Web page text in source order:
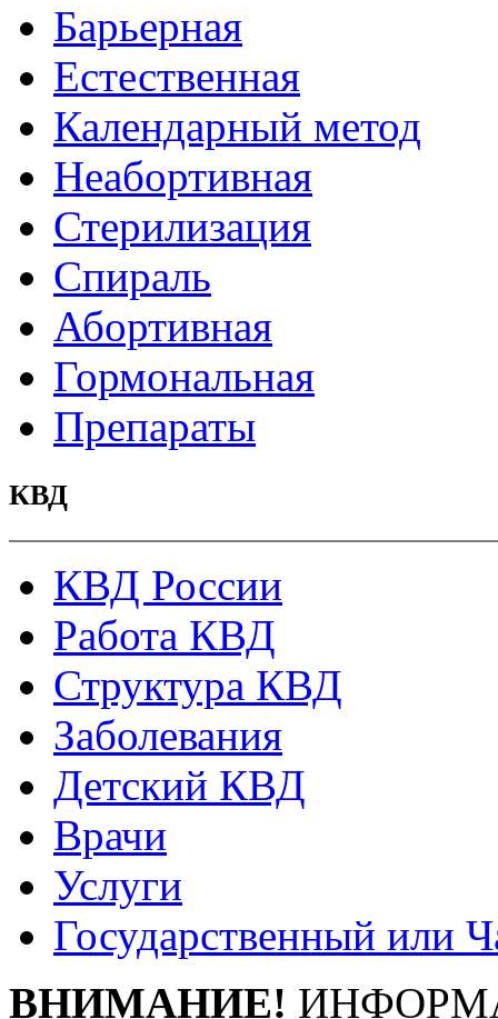
Барьерная
Естественная
Календарный метод
Неабортивная
Стерилизация
Спираль
Абортивная
Гормональная
Препараты
КВД
КВД России
Работа КВД
Структура КВД
Заболевания
Детский КВД
Врачи
Услуги
Государственный или
ВНИМАНИЕ!